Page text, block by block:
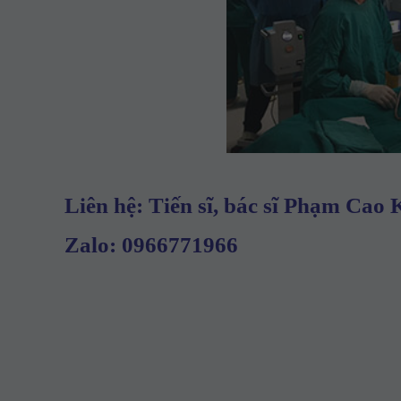
Liên hệ: Tiến sĩ, bác sĩ Phạm Cao
Zalo: 0966771966